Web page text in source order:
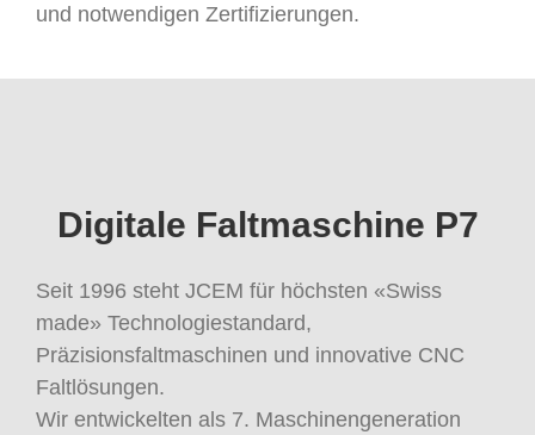
und notwendigen Zertifizierungen.
Digitale Faltmaschine P7
Seit 1996 steht JCEM für höchsten «Swiss
made» Technologiestandard,
Präzisionsfaltmaschinen und innovative CNC
Faltlösungen.
Wir entwickelten als 7. Maschinengeneration